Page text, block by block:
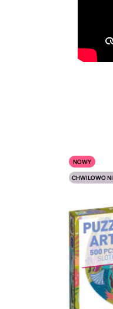
NOWY
CHWILOWO